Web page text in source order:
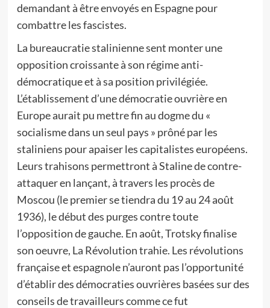
demandant à être envoyés en Espagne pour
combattre les fascistes.
La bureaucratie stalinienne sent monter une
opposition croissante à son régime anti-
démocratique et à sa position privilégiée.
L’établissement d’une démocratie ouvrière en
Europe aurait pu mettre fin au dogme du «
socialisme dans un seul pays » prôné par les
staliniens pour apaiser les capitalistes européens.
Leurs trahisons permettront à Staline de contre-
attaquer en lançant, à travers les procès de
Moscou (le premier se tiendra du 19 au 24 août
1936), le début des purges contre toute
l’opposition de gauche. En août, Trotsky finalise
son oeuvre, La Révolution trahie. Les révolutions
française et espagnole n’auront pas l’opportunité
d’établir des démocraties ouvrières basées sur des
conseils de travailleurs comme ce fut